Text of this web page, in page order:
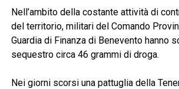
Nell’ambito della costante attività di
del territorio, militari del Comando
Guardia di Finanza di Benevento hanno
sequestro circa 46 grammi di droga.
Nei giorni scorsi una pattuglia della